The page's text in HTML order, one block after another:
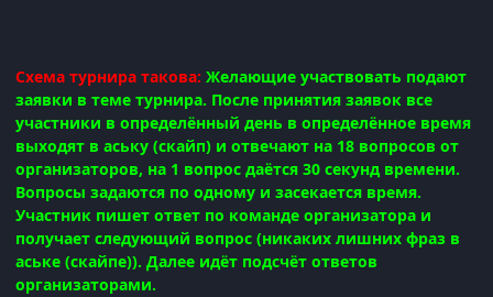
Схема турнира такова: Желающие участвовать подают
заявки в теме турнира. После принятия заявок все
участники в определённый день в определённое время
выходят в аську (скайп) и отвечают на 18 вопросов от
организаторов, на 1 вопрос даётся 30 секунд времени.
Вопросы задаются по одному и засекается время.
Участник пишет ответ по команде организатора и
получает следующий вопрос (никаких лишних фраз в
аське (скайпе)). Далее идёт подсчёт ответов
организаторами.